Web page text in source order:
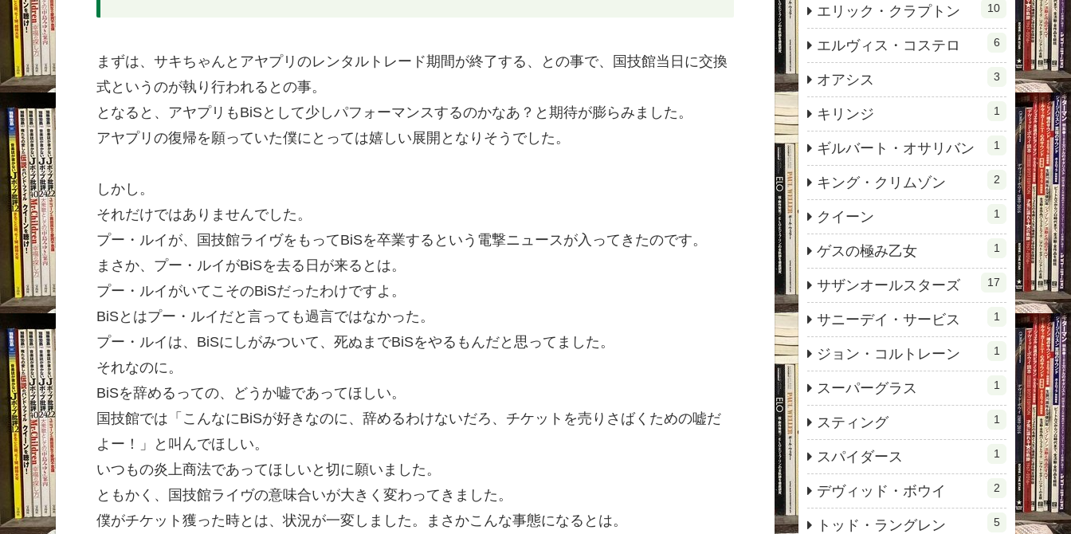
まずは、サキちゃんとアヤプリのレンタルトレード期間が終了する、との事で、国技館当日に交換
式というのが執り行われるとの事。
となると、アヤプリもBiSとして少しパフォーマンスするのかなあ？と期待が膨らみました。
アヤプリの復帰を願っていた僕にとっては嬉しい展開となりそうでした。
しかし。
それだけではありませんでした。
プー・ルイが、国技館ライヴをもってBiSを卒業するという電撃ニュースが入ってきたのです。
まさか、プー・ルイがBiSを去る日が来るとは。
プー・ルイがいてこそのBiSだったわけですよ。
BiSとはプー・ルイだと言っても過言ではなかった。
プー・ルイは、BiSにしがみついて、死ぬまでBiSをやるもんだと思ってました。
それなのに。
BiSを辞めるっての、どうか嘘であってほしい。
国技館では「こんなにBiSが好きなのに、辞めるわけないだろ、チケットを売りさばくための嘘だ
よー！」と叫んでほしい。
いつもの炎上商法であってほしいと切に願いました。
ともかく、国技館ライヴの意味合いが大きく変わってきました。
僕がチケット獲った時とは、状況が一変しました。まさかこんな事態になるとは。
エリック・クラプトン 10
エルヴィス・コステロ 6
オアシス 3
キリンジ 1
ギルバート・オサリバン 1
キング・クリムゾン 2
クイーン 1
ゲスの極み乙女 1
サザンオールスターズ 17
サニーデイ・サービス 1
ジョン・コルトレーン 1
スーパーグラス 1
スティング 1
スパイダース 1
デヴィッド・ボウイ 2
トッド・ラングレン 5